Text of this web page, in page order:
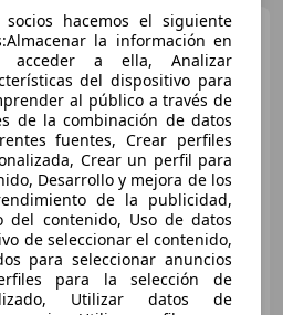
Honda ZR-VNuevo Híbrido
2.0 i-MMD 135 kW (184 CV)
Elegance
€ 30.190
Buen precio
Electro/Gasolina
hacemos el siguiente
la información en
acceder a ella, Analizar
del dispositivo para
al público a través de
de la combinación de datos
fuentes, Crear perfiles
Crear un perfil para
Desarrollo y mejora de los
de la publicidad,
del contenido, Uso de datos
de seleccionar el contenido,
para seleccionar anuncios
para la selección de
Utilizar datos de